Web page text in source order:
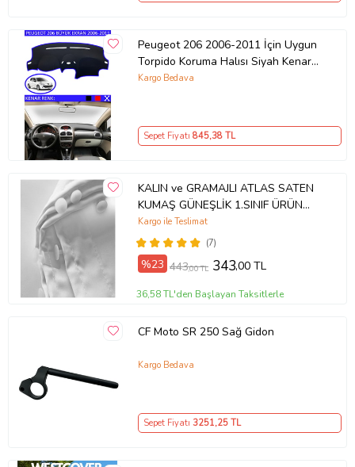
Peugeot 206 2006-2011 İçin Uygun
Torpido Koruma Halısı Siyah Kenar
Renk Mavi
Kargo Bedava
Sepet Fiyatı 845,38 TL
KALIN ve GRAMAJLI ATLAS SATEN
KUMAŞ GÜNEŞLİK 1.SINIF ÜRÜN
(Beyaz)
(7)
Kargo ile Teslimat
%23 443,00 TL 343,00 TL
36,58 TL'den Başlayan Taksitlerle
CF Moto SR 250 Sağ Gidon
Kargo Bedava
Sepet Fiyatı 3251,25 TL